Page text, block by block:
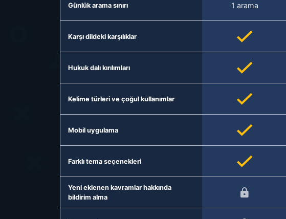
Günlük arama sınırı 1 arama
Karşı dildeki karşılıklar
Hukuk dalı kırılımları
Kelime türleri ve çoğul kullanımlar
Mobil uygulama
Farklı tema seçenekleri
Yeni eklenen kavramlar hakkında
bildirim alma